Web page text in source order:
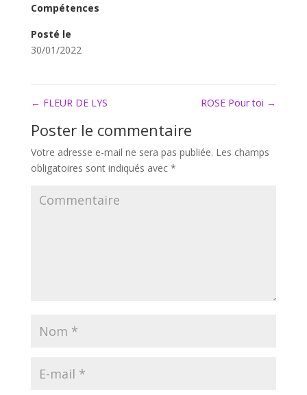
Compétences
Posté le
30/01/2022
← FLEUR DE LYS ROSE Pour toi →
Poster le commentaire
Votre adresse e-mail ne sera pas publiée. Les champs
obligatoires sont indiqués avec *